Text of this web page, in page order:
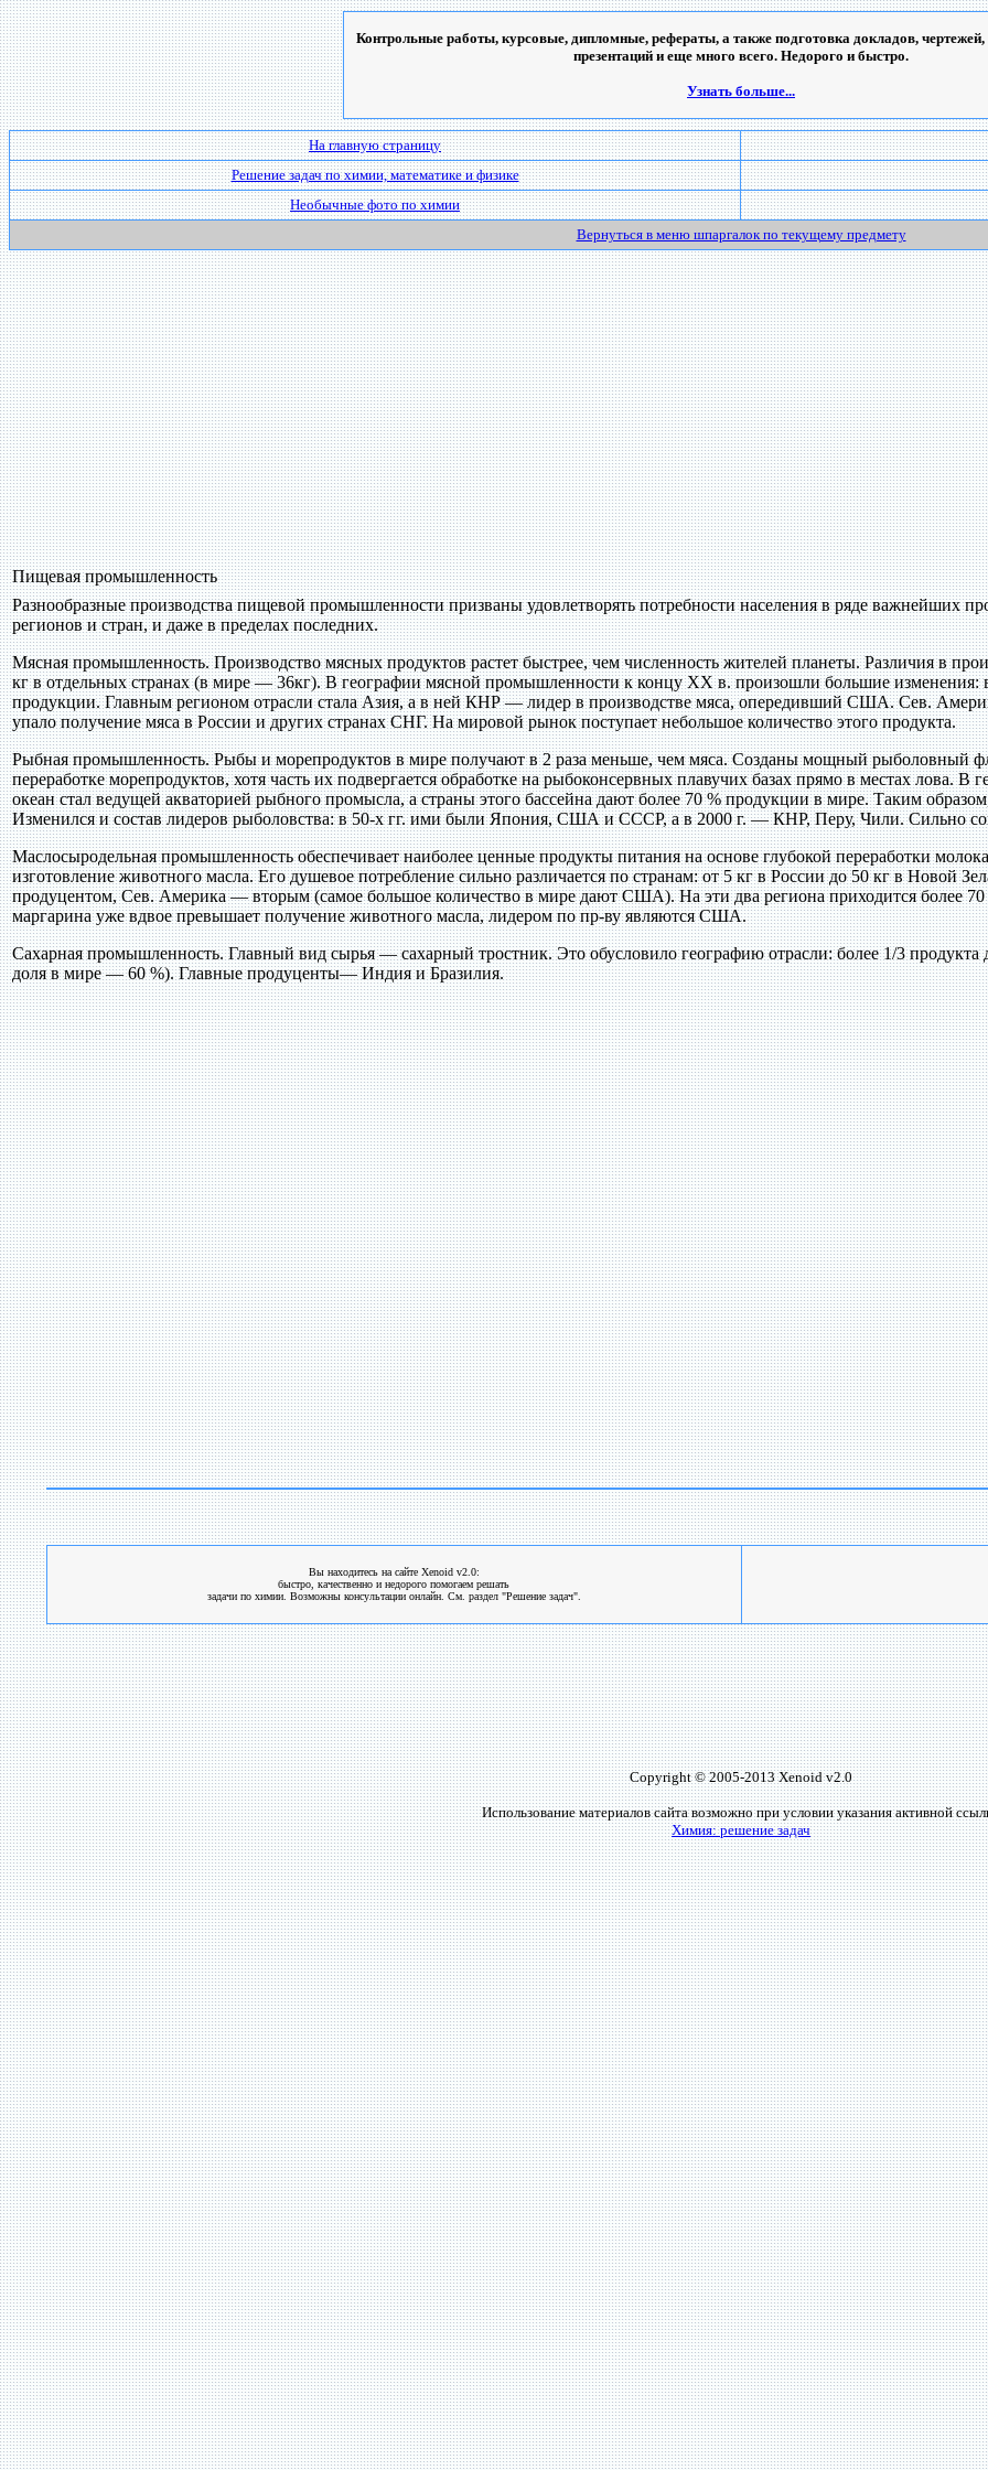
Контрольные работы, курсовые, дипломные, рефераты, а также подготовка докладов,
презентаций и еще много всего. Недорого и быстро.
Узнать больше...
На главную страницу
Решение задач по химии, математике и физике
Необычные фото по химии
Вернуться в меню шпаргалок по текущему предмету
Пищевая промышленность
Разнообразные производства пищевой промышленности призваны удовлетворять потребности населения в ряде важнейших
регионов и стран, и даже в пределах последних.
Мясная промышленность. Производство мясных продуктов растет быстрее, чем численность жителей планеты. Различия в
кг в отдельных странах (в мире — 36кг). В географии мясной промышленности к концу XX в. произошли большие
продукции. Главным регионом отрасли стала Азия, а в ней КНР — лидер в производстве мяса, опередивший США. Сев.
упало получение мяса в России и других странах СНГ. На мировой рынок поступает небольшое количество этого продукта.
Рыбная промышленность. Рыбы и морепродуктов в мире получают в 2 раза меньше, чем мяса. Созданы мощный рыболовный
переработке морепродуктов, хотя часть их подвергается обработке на рыбоконсервных плавучих базах прямо в местах лова.
океан стал ведущей акваторией рыбного промысла, а страны этого бассейна дают более 70 % продукции в мире. Таким
Изменился и состав лидеров рыболовства: в 50-х гг. ими были Япония, США и СССР, а в 2000 г. — КНР, Перу, Чили. Сильно
Маслосыродельная промышленность обеспечивает наиболее ценные продукты питания на основе глубокой переработки
изготовление животного масла. Его душевое потребление сильно различается по странам: от 5 кг в России до 50 кг в Новой
продуцентом, Сев. Америка — вторым (самое большое количество в мире дают США). На эти два региона приходится более
маргарина уже вдвое превышает получение животного масла, лидером по пр-ву являются США.
Сахарная промышленность. Главный вид сырья — сахарный тростник. Это обусловило географию отрасли: более 1/3
доля в мире — 60 %). Главные продуценты— Индия и Бразилия.
Вы находитесь на сайте Xenoid v2.0:
быстро, качественно и недорого помогаем решать
задачи по химии. Возможны консультации онлайн. См. раздел "Решение задач".
Copyright © 2005-2013 Xenoid v2.0
Использование материалов сайта возможно при условии указания активной
Химия: решение задач